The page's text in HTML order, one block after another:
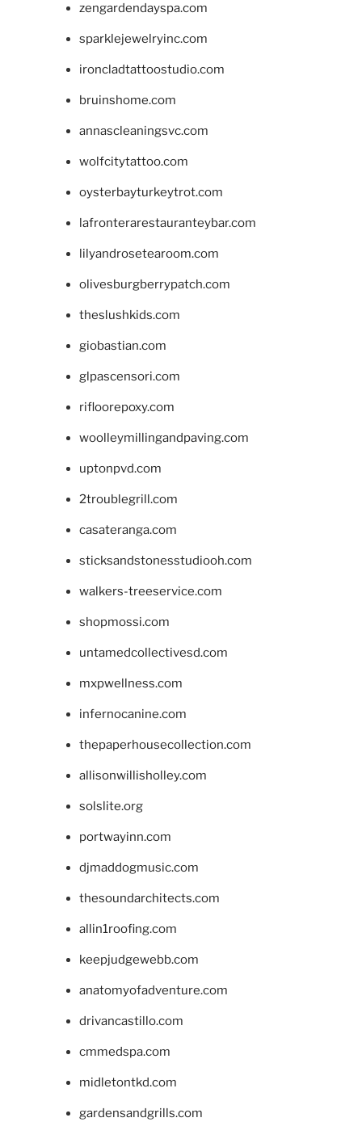
zengardendayspa.com
sparklejewelryinc.com
ironcladtattoostudio.com
bruinshome.com
annascleaningsvc.com
wolfcitytattoo.com
oysterbayturkeytrot.com
lafronterarestauranteybar.com
lilyandrosetearoom.com
olivesburgberrypatch.com
theslushkids.com
giobastian.com
glpascensori.com
rifloorepoxy.com
woolleymillingandpaving.com
uptonpvd.com
2troublegrill.com
casateranga.com
sticksandstonesstudiooh.com
walkers-treeservice.com
shopmossi.com
untamedcollectivesd.com
mxpwellness.com
infernocanine.com
thepaperhousecollection.com
allisonwillisholley.com
solslite.org
portwayinn.com
djmaddogmusic.com
thesoundarchitects.com
allin1roofing.com
keepjudgewebb.com
anatomyofadventure.com
drivancastillo.com
cmmedspa.com
midletontkd.com
gardensandgrills.com